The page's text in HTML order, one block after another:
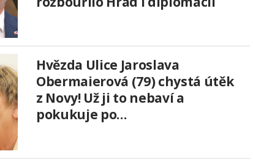
Hvězda Ulice Jaroslava
Obermaierová (79) chystá útěk
z Novy! Už ji to nebaví a
pokukuje po…